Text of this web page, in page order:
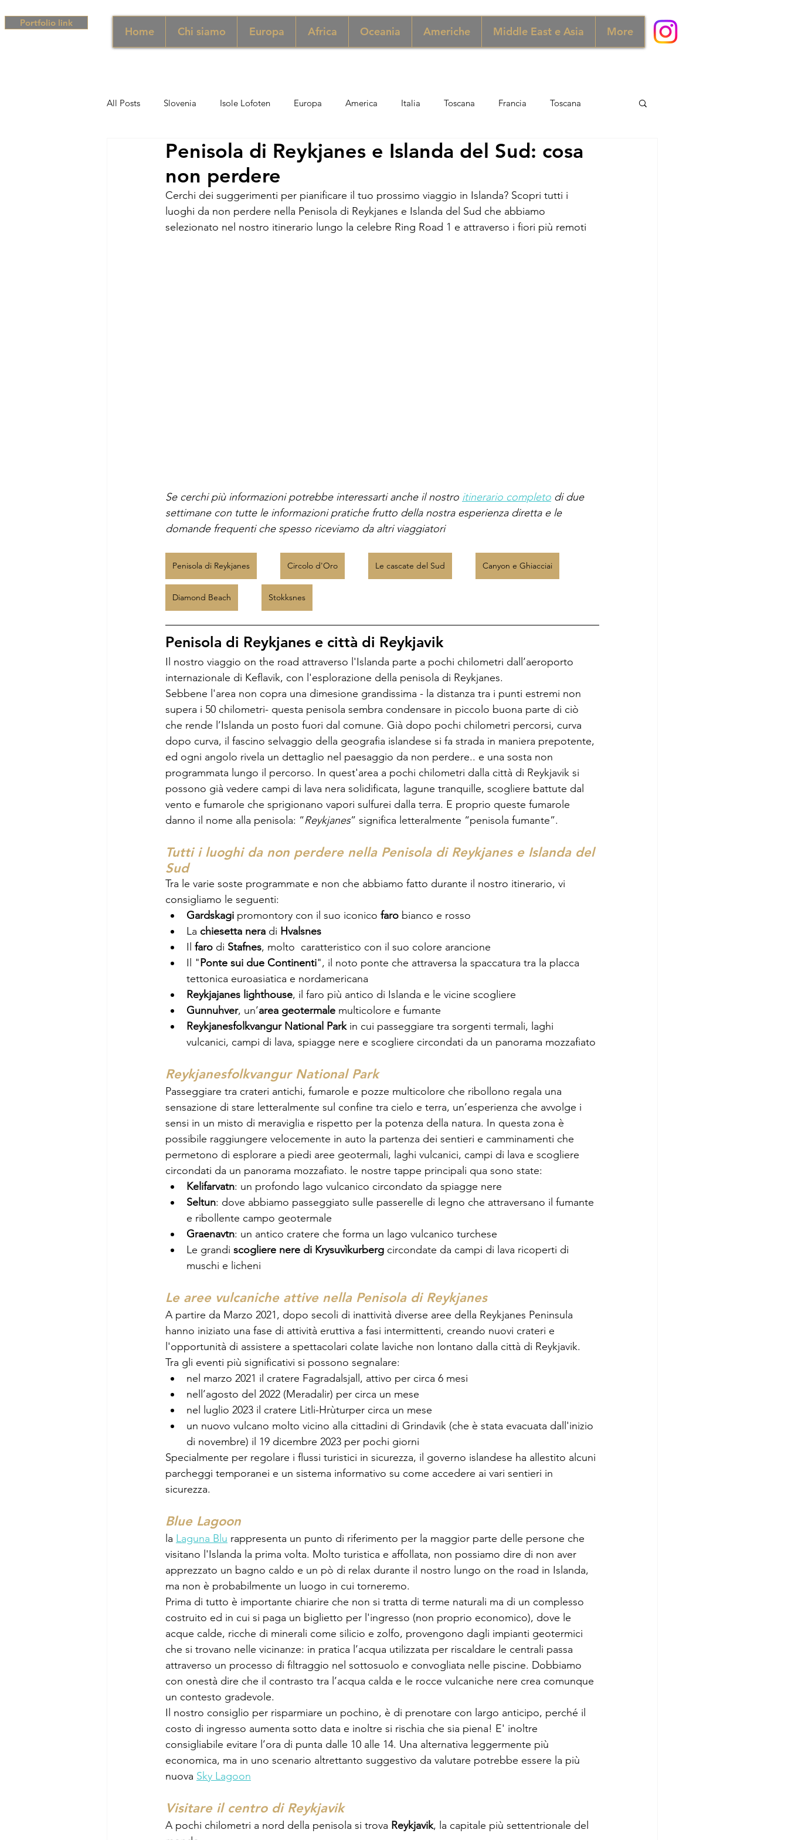
Portfolio link
Home Chi siamo Europa Africa Oceania Americhe Middle East e Asia More
All Posts Slovenia Isole Lofoten Europa America Italia Toscana Francia Toscana
Middle East Emirati Singapore Macao New York Danimarca Inghilterra e Scozia
Sud Africa Africa Ungheria Perù Zimbabwe Giordania India Sicilia Norvegia
Penisola di Reykjanes e Islanda del Sud: cosa
non perdere
Cerchi dei suggerimenti per pianificare il tuo prossimo viaggio in Islanda? Scopri tutti i
luoghi da non perdere nella Penisola di Reykjanes e Islanda del Sud che abbiamo
selezionato nel nostro itinerario lungo la celebre Ring Road 1 e attraverso i fiori più remoti
Se cerchi più informazioni potrebbe interessarti anche il nostro itinerario completo di due
settimane con tutte le informazioni pratiche frutto della nostra esperienza diretta e le
domande frequenti che spesso riceviamo da altri viaggiatori
Penisola di Reykjanes Circolo d'Oro Le cascate del Sud Canyon e Ghiacciai
Diamond Beach Stokksnes
Penisola di Reykjanes e città di Reykjavik
Il nostro viaggio on the road attraverso l'Islanda parte a pochi chilometri dall’aeroporto
internazionale di Keflavik, con l'esplorazione della penisola di Reykjanes.
Sebbene l'area non copra una dimesione grandissima - la distanza tra i punti estremi non
supera i 50 chilometri- questa penisola sembra condensare in piccolo buona parte di ciò
che rende l’Islanda un posto fuori dal comune. Già dopo pochi chilometri percorsi, curva
dopo curva, il fascino selvaggio della geografia islandese si fa strada in maniera prepotente,
ed ogni angolo rivela un dettaglio nel paesaggio da non perdere.. e una sosta non
programmata lungo il percorso. In quest'area a pochi chilometri dalla città di Reykjavik si
possono già vedere campi di lava nera solidificata, lagune tranquille, scogliere battute dal
vento e fumarole che sprigionano vapori sulfurei dalla terra. E proprio queste fumarole
danno il nome alla penisola: “Reykjanes” significa letteralmente “penisola fumante”.
Tutti i luoghi da non perdere nella Penisola di Reykjanes e Islanda del
Sud
Tra le varie soste programmate e non che abbiamo fatto durante il nostro itinerario, vi
consigliamo le seguenti:
Gardskagi promontory con il suo iconico faro bianco e rosso
La chiesetta nera di Hvalsnes
Il faro di Stafnes, molto  caratteristico con il suo colore arancione
Il "Ponte sui due Continenti", il noto ponte che attraversa la spaccatura tra la placca
tettonica euroasiatica e nordamericana
Reykjajanes lighthouse, il faro più antico di Islanda e le vicine scogliere
Gunnuhver, un’area geotermale multicolore e fumante
Reykjanesfolkvangur National Park in cui passeggiare tra sorgenti termali, laghi
vulcanici, campi di lava, spiagge nere e scogliere circondati da un panorama mozzafiato
Reykjanesfolkvangur National Park
Passeggiare tra crateri antichi, fumarole e pozze multicolore che ribollono regala una
sensazione di stare letteralmente sul confine tra cielo e terra, un’esperienza che avvolge i
sensi in un misto di meraviglia e rispetto per la potenza della natura. In questa zona è
possibile raggiungere velocemente in auto la partenza dei sentieri e camminamenti che
permetono di esplorare a piedi aree geotermali, laghi vulcanici, campi di lava e scogliere
circondati da un panorama mozzafiato. le nostre tappe principali qua sono state:
Kelifarvatn: un profondo lago vulcanico circondato da spiagge nere
Seltun: dove abbiamo passeggiato sulle passerelle di legno che attraversano il fumante
e ribollente campo geotermale
Graenavtn: un antico cratere che forma un lago vulcanico turchese
Le grandi scogliere nere di Krysuvìkurberg circondate da campi di lava ricoperti di
muschi e licheni
Le aree vulcaniche attive nella Penisola di Reykjanes
A partire da Marzo 2021, dopo secoli di inattività diverse aree della Reykjanes Peninsula
hanno iniziato una fase di attività eruttiva a fasi intermittenti, creando nuovi crateri e
l'opportunità di assistere a spettacolari colate laviche non lontano dalla città di Reykjavik.
Tra gli eventi più significativi si possono segnalare:
nel marzo 2021 il cratere Fagradalsjall, attivo per circa 6 mesi
nell’agosto del 2022 (Meradalir) per circa un mese
nel luglio 2023 il cratere Litli-Hrùturper circa un mese
un nuovo vulcano molto vicino alla cittadini di Grindavik (che è stata evacuata dall'inizio
di novembre) il 19 dicembre 2023 per pochi giorni
Specialmente per regolare i flussi turistici in sicurezza, il governo islandese ha allestito alcuni
parcheggi temporanei e un sistema informativo su come accedere ai vari sentieri in
sicurezza.
Blue Lagoon
la Laguna Blu rappresenta un punto di riferimento per la maggior parte delle persone che
visitano l'Islanda la prima volta. Molto turistica e affollata, non possiamo dire di non aver
apprezzato un bagno caldo e un pò di relax durante il nostro lungo on the road in Islanda,
ma non è probabilmente un luogo in cui torneremo.
Prima di tutto è importante chiarire che non si tratta di terme naturali ma di un complesso
costruito ed in cui si paga un biglietto per l'ingresso (non proprio economico), dove le
acque calde, ricche di minerali come silicio e zolfo, provengono dagli impianti geotermici
che si trovano nelle vicinanze: in pratica l’acqua utilizzata per riscaldare le centrali passa
attraverso un processo di filtraggio nel sottosuolo e convogliata nelle piscine. Dobbiamo
con onestà dire che il contrasto tra l’acqua calda e le rocce vulcaniche nere crea comunque
un contesto gradevole.
Il nostro consiglio per risparmiare un pochino, è di prenotare con largo anticipo, perché il
costo di ingresso aumenta sotto data e inoltre si rischia che sia piena! E' inoltre
consigliabile evitare l’ora di punta dalle 10 alle 14. Una alternativa leggermente più
economica, ma in uno scenario altrettanto suggestivo da valutare potrebbe essere la più
nuova Sky Lagoon
Visitare il centro di Reykjavik
A pochi chilometri a nord della penisola si trova Reykjavik, la capitale più settentrionale del